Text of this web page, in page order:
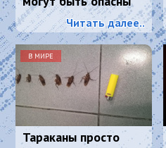
для вашего
здоровьяЧитать далее..
В МИРЕ
Тараканы просто